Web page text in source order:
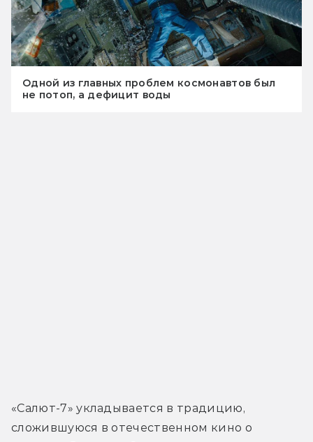
Одной из главных проблем космонавтов был
не потоп, а дефицит воды
«Салют-7» укладывается в традицию,
сложившуюся в отечественном кино о